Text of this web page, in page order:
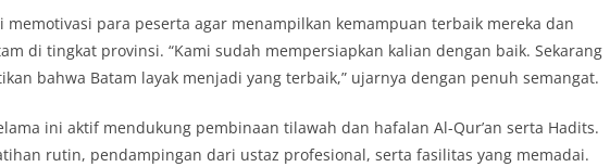
s
memotivasi para peserta agar menampilkan kemampuan terbaik mereka dan
di tingkat provinsi. “Kami sudah mempersiapkan kalian dengan baik. Sekarang
bahwa Batam layak menjadi yang terbaik,” ujarnya dengan penuh semangat.
ini aktif mendukung pembinaan tilawah dan hafalan Al-Qur’an serta Hadits.
rutin, pendampingan dari ustaz profesional, serta fasilitas yang memadai.